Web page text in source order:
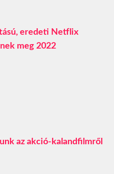
eredeti Netflix
meg 2022
az akció-kalandfilmről